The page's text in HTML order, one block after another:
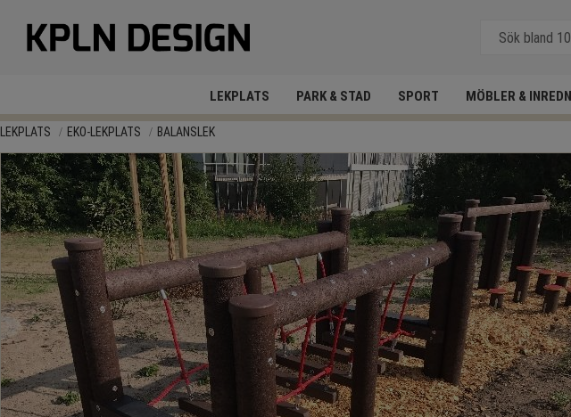
LEKPLATS PARK & STAD SPORT MÖBLER &
LEKPLATS EKO-LEKPLATS BALANSLEK